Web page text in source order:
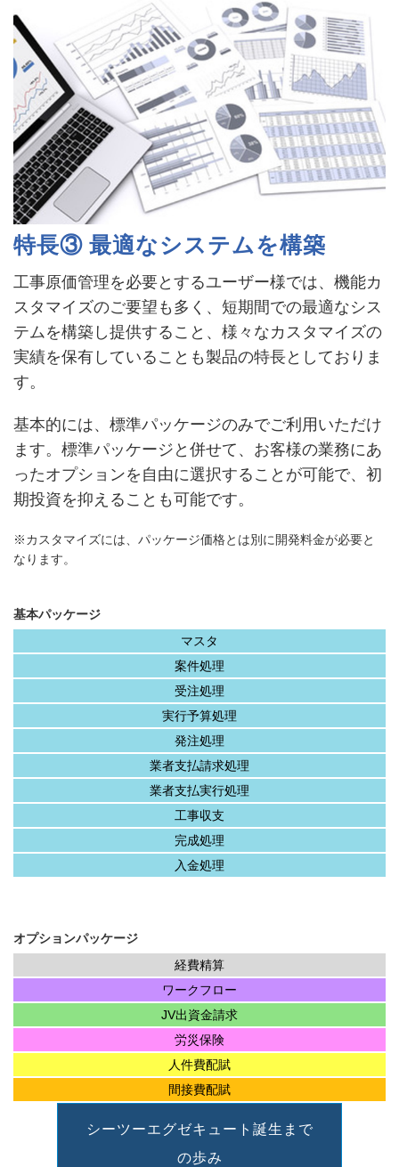
特長③ 最適なシステムを構築
工事原価管理を必要とするユーザー様では、機能カ
スタマイズのご要望も多く、短期間での最適なシス
テムを構築し提供すること、様々なカスタマイズの
実績を保有していることも製品の特長としておりま
す。
基本的には、標準パッケージのみでご利用いただけ
ます。標準パッケージと併せて、お客様の業務にあ
ったオプションを自由に選択することが可能で、初
期投資を抑えることも可能です。
※カスタマイズには、パッケージ価格とは別に開発料金が必要と
なります。
基本パッケージ
マスタ
案件処理
受注処理
実行予算処理
発注処理
業者支払請求処理
業者支払実行処理
工事収支
完成処理
入金処理
オプションパッケージ
経費精算
ワークフロー
JV出資金請求
労災保険
人件費配賦
間接費配賦
シーツーエグゼキュート誕生まで
の歩み